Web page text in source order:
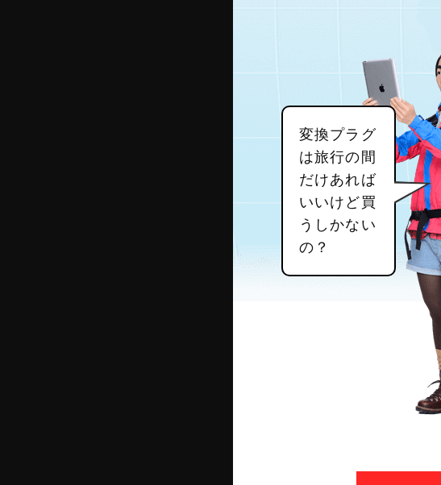
変換プラグ
は旅行の間
だけあれば
いいけど買
うしかない
の？